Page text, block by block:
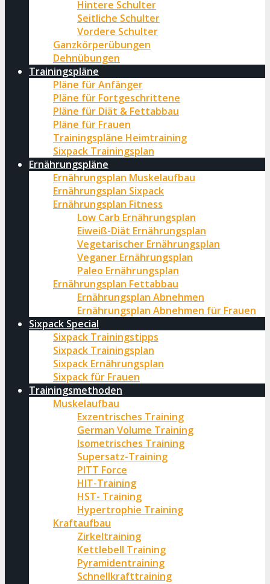
Hintere Schulter
Seitliche Schulter
Vordere Schulter
Ganzkörperübungen
Dehnübungen
Trainingspläne
Pläne für Anfänger
Pläne für Fortgeschrittene
Pläne für Diät & Fettabbau
Pläne für Frauen
Trainingspläne Heimtraining
Sixpack Trainingsplan
Ernährungspläne
Ernährungsplan Muskelaufbau
Ernährungsplan Sixpack
Ernährungsplan Fitness
Low Carb Ernährungsplan
Eiweiß-Diät Ernährungsplan
Vegetarischer Ernährungsplan
Veganer Ernährungsplan
Paleo Ernährungsplan
Ernährungsplan Fettabbau
Ernährungsplan Abnehmen
Ernährungsplan Abnehmen für Frauen
Sixpack Special
Sixpack Trainingstipps
Sixpack Trainingsplan
Sixpack Ernährungsplan
Sixpack für Frauen
Trainingsmethoden
Muskelaufbau
Exzentrisches Training
German Volume Training
Isometrisches Training
Supersatz-Training
PITT Force
HIT-Training
HST- Training
Hypertrophie Training
Kraftaufbau
Zirkeltraining
Kettlebell Training
Pyramidentraining
Schnellkrafttraining